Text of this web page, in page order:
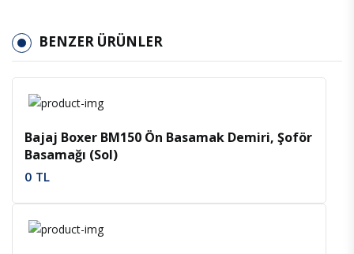
BENZER ÜRÜNLER
Bajaj Boxer BM150 Ön Basamak Demiri, Şoför
Basamağı (Sol)
0 TL